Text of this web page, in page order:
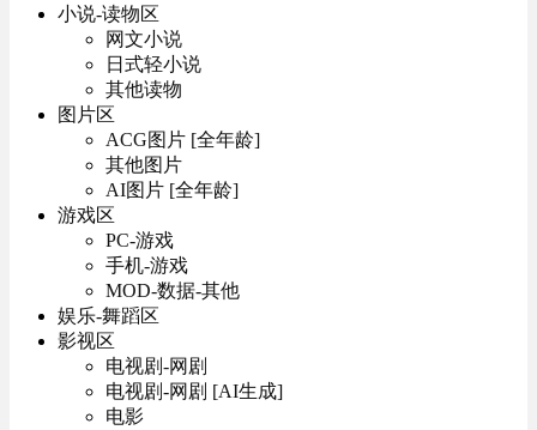
小说-读物区
网文小说
日式轻小说
其他读物
图片区
ACG图片 [全年龄]
其他图片
AI图片 [全年龄]
游戏区
PC-游戏
手机-游戏
MOD-数据-其他
娱乐-舞蹈区
影视区
电视剧-网剧
电视剧-网剧 [AI生成]
电影